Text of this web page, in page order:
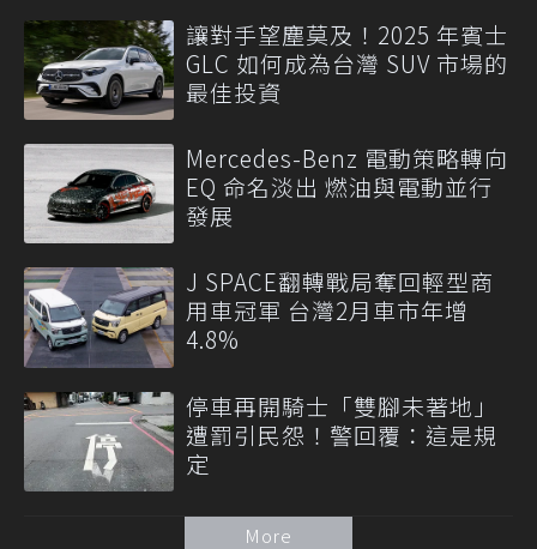
讓對手望塵莫及！2025 年賓士
GLC 如何成為台灣 SUV 市場的
最佳投資
Mercedes-Benz 電動策略轉向
EQ 命名淡出 燃油與電動並行
發展
J SPACE翻轉戰局奪回輕型商
用車冠軍 台灣2月車市年增
4.8%
停車再開騎士「雙腳未著地」
遭罰引民怨！警回覆：這是規
定
More